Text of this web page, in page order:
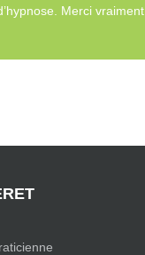
Merci vraiment.